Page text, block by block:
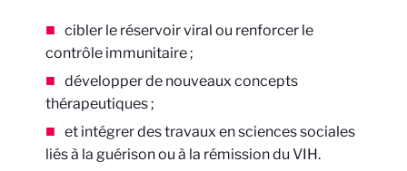
cibler le réservoir viral ou renforcer le
contrôle immunitaire ;
développer de nouveaux concepts
thérapeutiques ;
et intégrer des travaux en sciences sociales
liés à la guérison ou à la rémission du VIH.